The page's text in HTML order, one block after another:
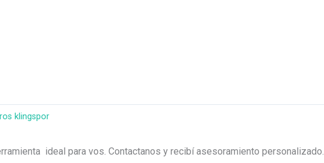
klingspor
ideal para vos. Contactanos y recibí asesoramiento personalizado.